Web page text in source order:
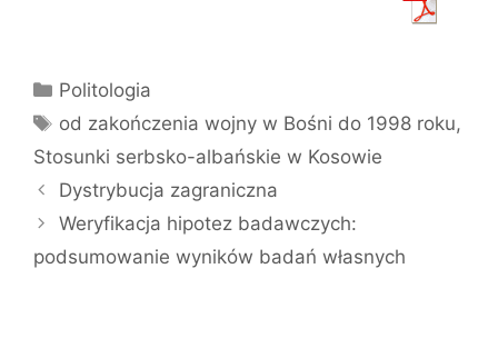
Kategorie
Politologia
Tagi
od zakończenia wojny w Bośni do 1998 roku,
Stosunki serbsko-albańskie w Kosowie
Dystrybucja zagraniczna
Weryfikacja hipotez badawczych:
podsumowanie wyników badań własnych